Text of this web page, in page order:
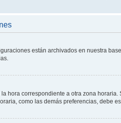
están archivados en nuestra
hora correspondiente a otra zona
como las demás preferencias, debe